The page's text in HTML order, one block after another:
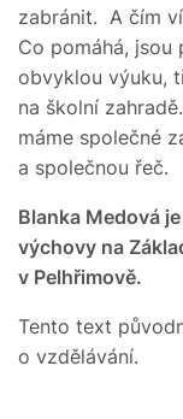
zabránit. A čím
Co pomáhá,
obvyklou výuku,
na školní
máme společné
a společnou řeč.
Blanka Medová
výchovy na
v Pelhřimově.
Tento text
o vzdělávání.